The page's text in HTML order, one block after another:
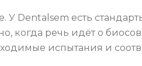
У Dentalsem есть
когда речь идёт о
испытания и